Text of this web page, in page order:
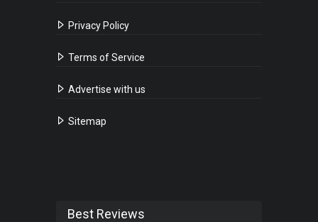
Privacy Policy
Terms of Service
Advertise with us
Sitemap
Best Reviews